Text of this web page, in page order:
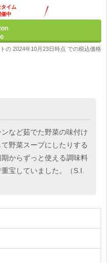
タイム
中
の 2024年10月23日時点 での税込価格
など茹でた野菜の味付け
野菜スープにしたりする
からずっと使える調味料
宝していました。（S.I.